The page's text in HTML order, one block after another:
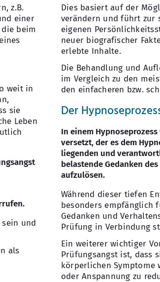
z.B.
einer
beim
weit in
sie
Leben
und
als
Dies basiert auf der
verändern und führt zur
eigenen
neuer biografischer
erlebte Inhalte.
Die Behandlung und
im Vergleich zu den
den einfacheren bzw.
Der
In einem
versetzt, der es dem
liegenden und
belastende Gedanken
aufzulösen.
Während dieser tiefen
besonders empfänglich
Gedanken und
Prüfung in Verbindung
Ein weiterer wichtiger
Prüfungsangst ist, dass
körperlichen Symptome
oder Anspannung zu